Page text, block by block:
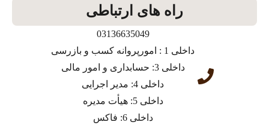
راه های ارتباطی
03136635049
داخلی 1 : امورپروانه کسب و بازرسی
داخلی 3: حسابداری و امور مالی
داخلی 4: مدیر اجرایی
داخلی 5: هیأت مدیره
داخلی 6: فاکس